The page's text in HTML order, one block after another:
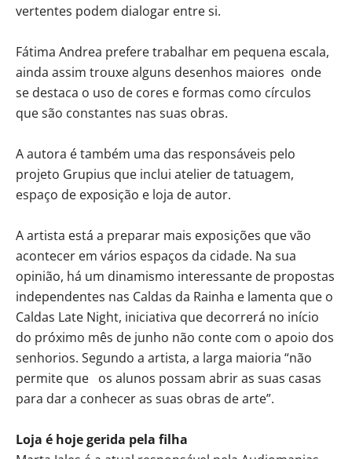
vertentes podem dialogar entre si.
Fátima Andrea prefere trabalhar em pequena escala,
ainda assim trouxe alguns desenhos maiores onde
se destaca o uso de cores e formas como círculos
que são constantes nas suas obras.
A autora é também uma das responsáveis pelo
projeto Grupius que inclui atelier de tatuagem,
espaço de exposição e loja de autor.
A artista está a preparar mais exposições que vão
acontecer em vários espaços da cidade. Na sua
opinião, há um dinamismo interessante de propostas
independentes nas Caldas da Rainha e lamenta que o
Caldas Late Night, iniciativa que decorrerá no início
do próximo mês de junho não conte com o apoio dos
senhorios. Segundo a artista, a larga maioria “não
permite que os alunos possam abrir as suas casas
para dar a conhecer as suas obras de arte”.
Loja é hoje gerida pela filha